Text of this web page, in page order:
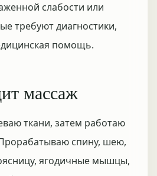
слабости или
требуют диагностики,
помощь.
массаж
ткани, затем работаю
спину, шею,
ягодичные мышцы,